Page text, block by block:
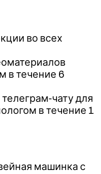
во всех
в течение 6
чату для
в течение 1
машинка с